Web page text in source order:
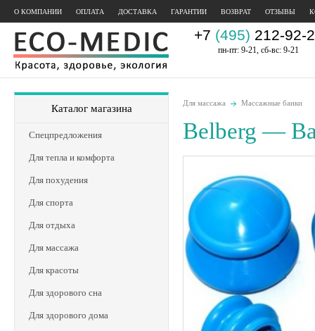
О КОМПАНИИ ОПЛАТА ДОСТАВКА ГАРАНТИИ ВОЗВРАТ ОТЗЫВЫ
+7 (495) 212-92-
пн-пт: 9-21, сб-вс: 9-21
Каталог магазина
Спецпредложения
Для тепла и комфорта
Для похудения
Для спорта
Для отдыха
Для массажа
Для красоты
Для здорового сна
Для здорового дома
Для массажа Массажные банки
Belberg —